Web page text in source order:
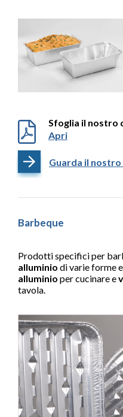
Sfoglia il nostro
Apri
Guarda il
Barbeque
Prodotti specifici per
alluminio di varie forme
alluminio per cucinare e
tavola.